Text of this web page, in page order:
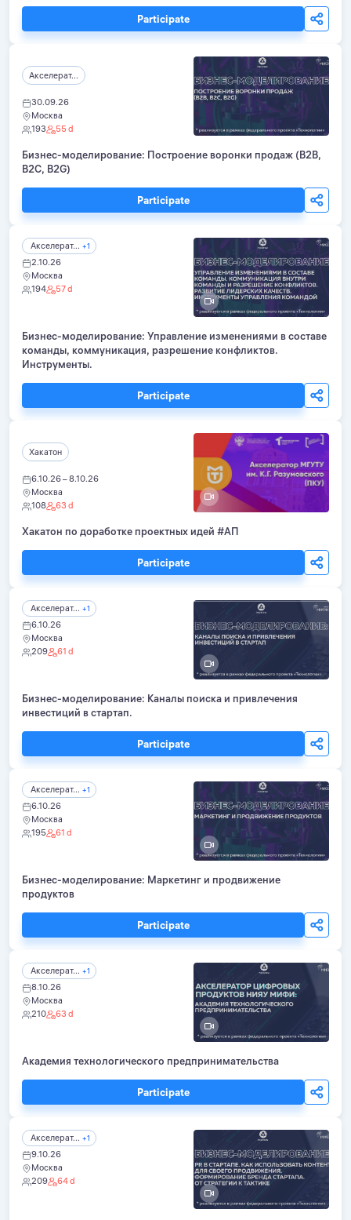
Participate
Акселерат...
30.09.26
Москва
193
55 d
Бизнес-моделирование: Построение воронки продаж (B2B,
B2C, B2G)
Participate
Акселерат... +1
2.10.26
Москва
194
57 d
Бизнес-моделирование: Управление изменениями в составе
команды, коммуникация, разрешение конфликтов.
Инструменты.
Participate
Хакатон
6.10.26 – 8.10.26
Москва
108
63 d
Хакатон по доработке проектных идей #АП
Participate
Акселерат... +1
6.10.26
Москва
209
61 d
Бизнес-моделирование: Каналы поиска и привлечения
инвестиций в стартап.
Participate
Акселерат... +1
6.10.26
Москва
195
61 d
Бизнес-моделирование: Маркетинг и продвижение
продуктов
Participate
Акселерат... +1
8.10.26
Москва
210
63 d
Академия технологического предпринимательства
Participate
Акселерат... +1
9.10.26
Москва
209
64 d